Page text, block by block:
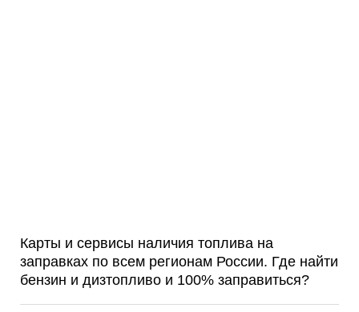
Карты и сервисы наличия топлива на
заправках по всем регионам России. Где найти
бензин и дизтопливо и 100% заправиться?